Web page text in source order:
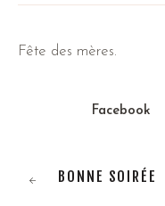
Fête des mères.
Facebook
BONNE SOIRÉE